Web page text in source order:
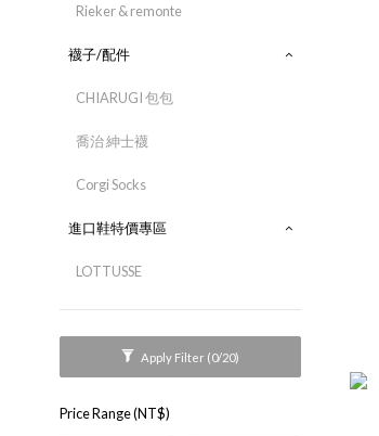
Rieker & remonte
襪子/配件
CHIARUGI 包包
喬治 紳士襪
Corgi Socks
進口鞋特價專區
LOTTUSSE
Apply Filter (0/20)
Price Range (NT$)